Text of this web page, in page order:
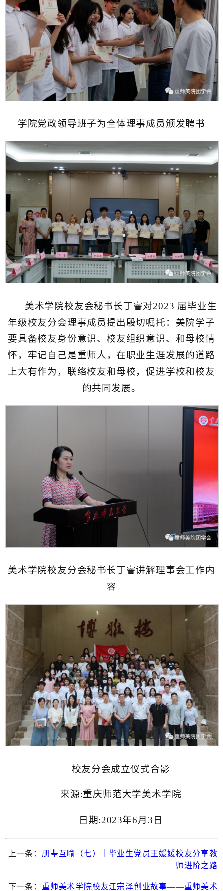
学院党政领导班子为全体理事成员颁发聘书
美术学院校友会秘书长丁睿对2023 届毕业生
年级校友分会理事成员提出殷切嘱托：美院学子
要具备校友身份意识、校友组织意识、和母校情
怀，牢记自己是重师人，在职业生涯发展的道路
上大有作为，联络校友和母校，促进学校和校友
的共同发展。
美术学院校友分会秘书长丁睿讲解理事会工作内
容
校友分会成立仪式合影
来源:重庆师范大学美术学院
日期:2023年6月3日
上一条： 朋辈互喻（七）｜毕业生党员王媛媛校友分享教
师进阶之路
下一条： 重师美术学院校友江宗泽创业故事——重师美术